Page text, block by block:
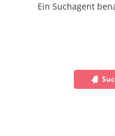
Ein Suchagent